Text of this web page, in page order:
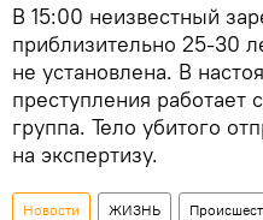
В 15:00 неизвестный
приблизительно 25-30
не установлена. В
преступления работает
группа. Тело убитого
на экспертизу.
Новости ЖИЗНЬ